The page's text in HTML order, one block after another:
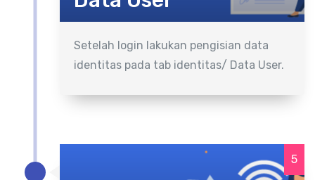
Setelah login lakukan pengisian data
identitas pada tab identitas/ Data User.
5